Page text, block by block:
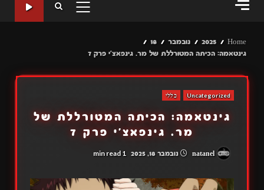
PRIMARY
Home
2025 נובמבר
18
גינטאמה: הכיתה המטורללת של מר. גינפאצ'י פרק 7
Uncategorized כללי
גינטאמה: הכיתה המטורללת של
מר. גינפאצ'י פרק 7
נובמבר 18, 2025 1 min read